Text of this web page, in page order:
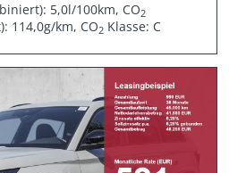
5,0l/100km, CO2
114,0g/km, CO2 Klasse: C